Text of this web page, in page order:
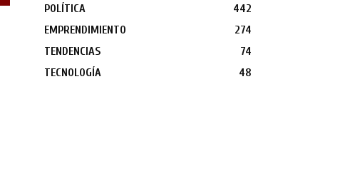
POLÍTICA
442
EMPRENDIMIENTO
274
TENDENCIAS
74
TECNOLOGÍA
48